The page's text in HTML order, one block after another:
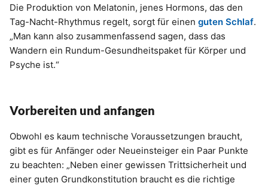
Die Produktion von Melatonin, jenes Hormons, das den
Tag-Nacht-Rhythmus regelt, sorgt für einen guten Schlaf.
„Man kann also zusammenfassend sagen, dass das
Wandern ein Rundum-Gesundheitspaket für Körper und
Psyche ist.“
Vorbereiten und anfangen
Obwohl es kaum technische Voraussetzungen braucht,
gibt es für Anfänger oder Neueinsteiger ein Paar Punkte
zu beachten: „Neben einer gewissen Trittsicherheit und
einer guten Grundkonstitution braucht es die richtige